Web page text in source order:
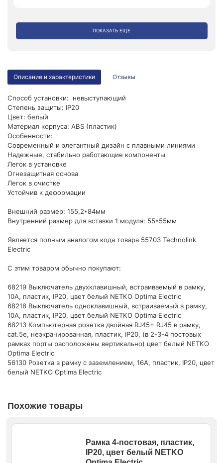
ПОКАЗАТЬ ЕЩЕ
Описание и характеристики Отзывы
Способ установки: невыступающий
Степень защиты: IP20
Цвет: белый
Материал корпуса: ABS (пластик)
Особенности:
Современный и элегантный дизайн с плавными линиями
Надежные, стабильно работающие компоненты
Легок в установке
Огнезащитная основа
Легок в очистке
Устойчив к деформации
Внешний размер: 155,2*84мм
Внутренний размер для вставки 1 модуля: 55*55мм
Является полным аналогом кода товара 55703 Technolink
Electric
С этим товаром обычно покупают:
68219 Выключатель двухклавишный, встраиваемый в рамку,
10A, пластик, IP20, цвет белый NETKO Optima Electric
68218 Выключатель одноклавишный, встраиваемый в рамку,
10A, пластик, IP20, цвет белый NETKO Optima Electric
68213 Компьютерная розетка двойная RJ45+ RJ45 в рамку,
cat.5e, неэкранированная, пластик, IP20, (в 2-3-4 постовых
рамках порты расположены вертикально) цвет белый NETKO
Optima Electric
56130 Розетка в рамку с заземлением, 16А, пластик, IP20, цвет
белый NETKO Optima Electric
Похожие товары
Рамка 4-постовая, пластик,
IP20, цвет белый NETKO